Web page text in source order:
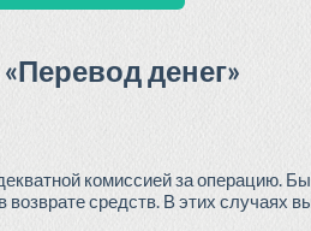
денег»
комиссией за операцию.
средств. В этих случаях